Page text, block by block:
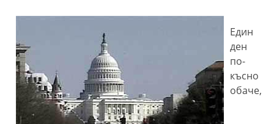
Един
ден
по-
късно
обаче,